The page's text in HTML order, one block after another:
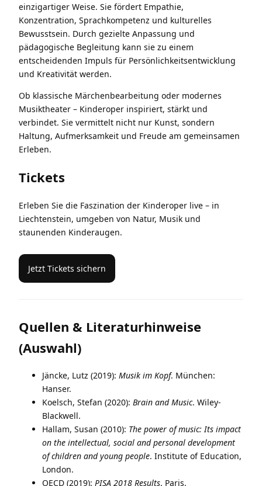
einzigartiger Weise. Sie fördert Empathie,
Konzentration, Sprachkompetenz und kulturelles
Bewusstsein. Durch gezielte Anpassung und
pädagogische Begleitung kann sie zu einem
entscheidenden Impuls für Persönlichkeitsentwicklung
und Kreativität werden.
Ob klassische Märchenbearbeitung oder modernes
Musiktheater – Kinderoper inspiriert, stärkt und
verbindet. Sie vermittelt nicht nur Kunst, sondern
Haltung, Aufmerksamkeit und Freude am gemeinsamen
Erleben.
Tickets
Erleben Sie die Faszination der Kinderoper live – in
Liechtenstein, umgeben von Natur, Musik und
staunenden Kinderaugen.
Jetzt Tickets sichern
Quellen & Literaturhinweise
(Auswahl)
Jäncke, Lutz (2019): Musik im Kopf. München:
Hanser.
Koelsch, Stefan (2020): Brain and Music. Wiley-
Blackwell.
Hallam, Susan (2010): The power of music: Its impact
on the intellectual, social and personal development
of children and young people. Institute of Education,
London.
OECD (2019): PISA 2018 Results. Paris.